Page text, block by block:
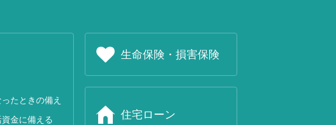
たときの備え
金に備える
生命保険・損害保険
住宅ローン